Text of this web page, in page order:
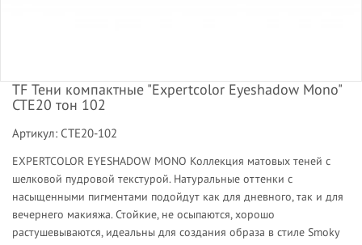
TF Тени компактные "Expertcolor Eyeshadow Mono"
CTE20 тон 102
Артикул: CTE20-102
EXPERTCOLOR EYESHADOW MONO Коллекция матовых теней с
шелковой пудровой текстурой. Натуральные оттенки с
насыщенными пигментами подойдут как для дневного, так и для
вечернего макияжа. Стойкие, не осыпаются, хорошо
растушевываются, идеальны для создания образа в стиле Smoky